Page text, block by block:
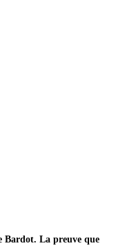
Bardot. La preuve que